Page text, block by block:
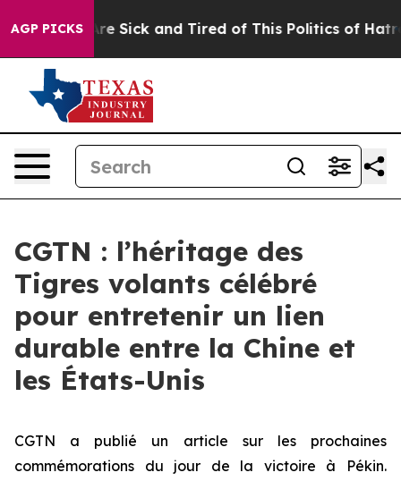
AGP PICKSAre Sick and Tired of This Politics of Hatred”
CGTN : l’héritage des
Tigres volants célébré
pour entretenir un lien
durable entre la Chine et
les États-Unis
CGTN a publié un article sur les prochaines
commémorations du jour de la victoire à Pékin.